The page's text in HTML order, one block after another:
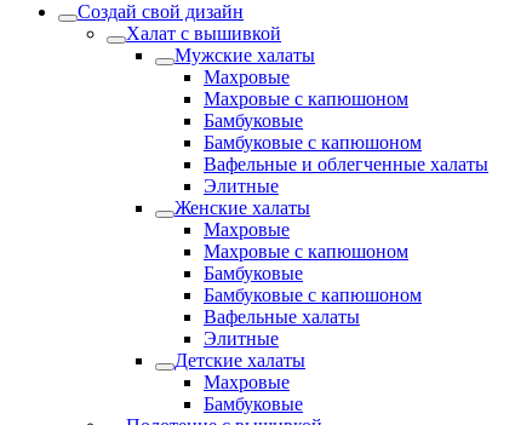
Создай свой дизайн
Халат с вышивкой
Мужские халаты
Махровые
Махровые с капюшоном
Бамбуковые
Бамбуковые с капюшоном
Вафельные и облегченные халаты
Элитные
Женские халаты
Махровые
Махровые с капюшоном
Бамбуковые
Бамбуковые с капюшоном
Вафельные халаты
Элитные
Детские халаты
Махровые
Бамбуковые